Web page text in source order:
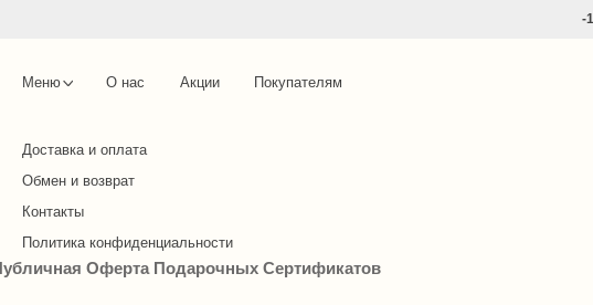
-
Меню О нас Акции Покупателям
Доставка и оплата
Обмен и возврат
Контакты
Оферта Подарочных Сертификатов
Политика конфиденциальностиElement x Инсан